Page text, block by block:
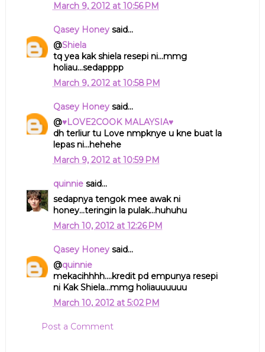
March 9, 2012 at 10:56 PM
Qasey Honeysaid...
@Shiela
tq yea kak shiela resepi ni...mmg
holiau...sedapppp
March 9, 2012 at 10:58 PM
Qasey Honeysaid...
@♥LOVE2COOK MALAYSIA♥
dh terliur tu Love nmpknye u kne buat la
lepas ni...hehehe
March 9, 2012 at 10:59 PM
quinniesaid...
sedapnya tengok mee awak ni
honey...teringin la pulak...huhuhu
March 10, 2012 at 12:26 PM
Qasey Honeysaid...
@quinnie
mekacihhhh....kredit pd empunya resepi
ni Kak Shiela...mmg holiauuuuuu
March 10, 2012 at 5:02 PM
Post a Comment